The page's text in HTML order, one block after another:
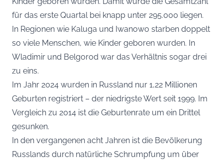
für das erste Quartal bei knapp unter 295.000 liegen.
In Regionen wie Kaluga und Iwanowo starben doppelt
so viele Menschen, wie Kinder geboren wurden. In
Wladimir und Belgorod war das Verhältnis sogar drei
zu eins.
Im Jahr 2024 wurden in Russland nur 1,22 Millionen
Geburten registriert – der niedrigste Wert seit 1999. Im
Vergleich zu 2014 ist die Geburtenrate um ein Drittel
gesunken.
In den vergangenen acht Jahren ist die Bevölkerung
Russlands durch natürliche Schrumpfung um über